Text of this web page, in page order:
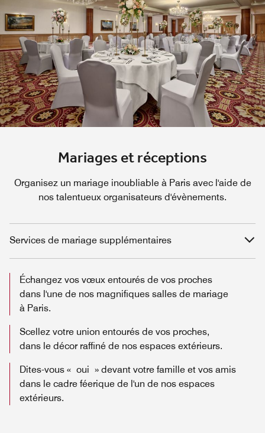
Mariages et réceptions
Organisez un mariage inoubliable à Paris avec l'aide de
nos talentueux organisateurs d'évènements.
Services de mariage supplémentaires
Échangez vos vœux entourés de vos proches
dans l'une de nos magnifiques salles de mariage
à Paris.
Scellez votre union entourés de vos proches,
dans le décor raffiné de nos espaces extérieurs.
Dites-vous « oui » devant votre famille et vos amis
dans le cadre féerique de l'un de nos espaces
extérieurs.